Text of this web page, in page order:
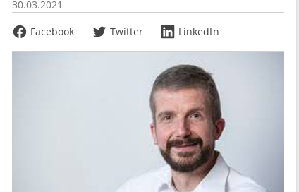
30.03.2021
Facebook
Twitter LinkedIn